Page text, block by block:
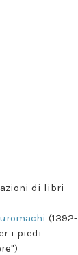
di libri
(1392-
i piedi